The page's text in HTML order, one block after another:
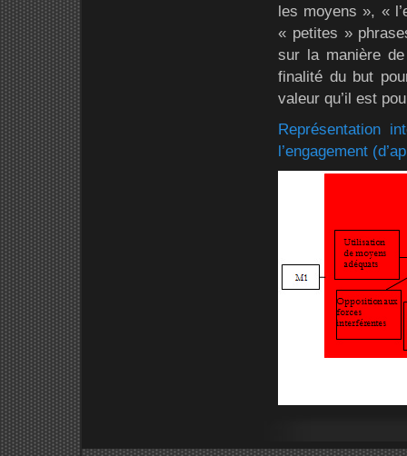
les moyens », «
« petites »
sur la manière
finalité du but
valeur qu’il est
Représentation
l’engagement